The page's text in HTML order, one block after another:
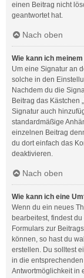
einen Beitrag nicht
geantwortet hat.
Nach oben
Wie kann ich
Um eine Signatur an
solche in den
Nachdem du die
Beitrag das Kästchen
Signatur auch
standardmäßige
einzelnen Beitrag
du dort einfach das
deaktivieren.
Nach oben
Wie kann ich eine
Wenn du ein neues
bearbeitest, findest
Formulars zur
können, so hast du
erstellen. Du solltest
in die
Antwortmöglichkeit in